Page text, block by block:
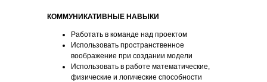
КОММУНИКАТИВНЫЕ НАВЫКИ
Работать в команде над проектом
Использовать пространственное
воображение при создании модели
Использовать в работе математические,
физические и логические способности